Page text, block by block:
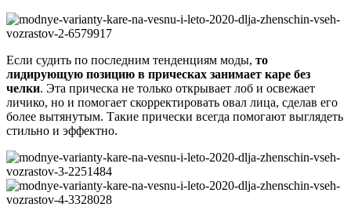
Если судить по последним тенденциям моды, то
лидирующую позицию в прическах занимает каре без
челки. Эта прическа не только открывает лоб и освежает
личико, но и помогает скорректировать овал лица, сделав его
более вытянутым. Такие прически всегда помогают выглядеть
стильно и эффектно.